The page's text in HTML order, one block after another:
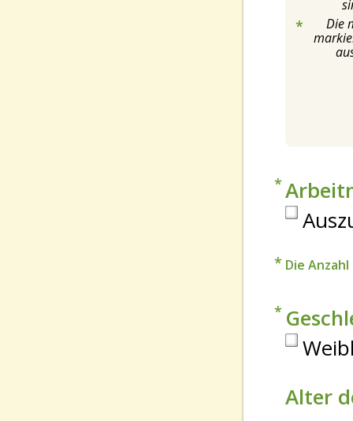
Die
Die
Alter